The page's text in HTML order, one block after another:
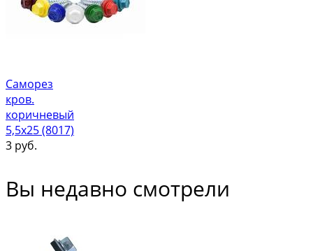
Саморез
кров.
коричневый
5,5х25 (8017)
3 руб.
Вы недавно смотрели